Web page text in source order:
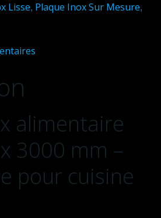
Lisse, Plaque Inox Sur Mesure,
alimentaire
3000 mm –
pour cuisine